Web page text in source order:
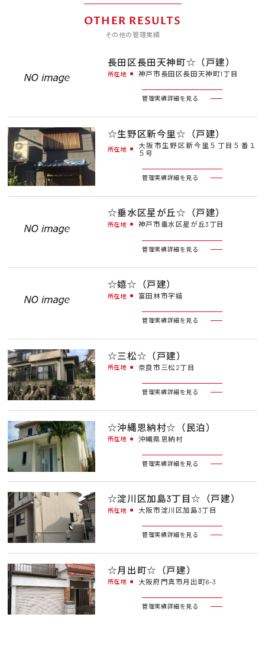
OTHER RESULTS
その他の管理実績
長田区長田天神町☆（戸建）
所在地 神戸市長田区長田天神町1丁目
管理実績詳細を見る
☆生野区新今里☆（戸建）
所在地
大阪市生野区新今里５丁目５番１
５号
管理実績詳細を見る
☆垂水区星が丘☆（戸建）
所在地 神戸市垂水区星が丘3丁目
管理実績詳細を見る
☆嬉☆（戸建）
所在地 富田林市字嬉
管理実績詳細を見る
☆三松☆（戸建）
所在地 奈良市三松2丁目
管理実績詳細を見る
☆沖縄恩納村☆（民泊）
所在地 沖縄県恩納村
管理実績詳細を見る
☆淀川区加島3丁目☆（戸建）
所在地 大阪市淀川区加島3丁目
管理実績詳細を見る
☆月出町☆（戸建）
所在地 大阪府門真市月出町6-3
管理実績詳細を見る